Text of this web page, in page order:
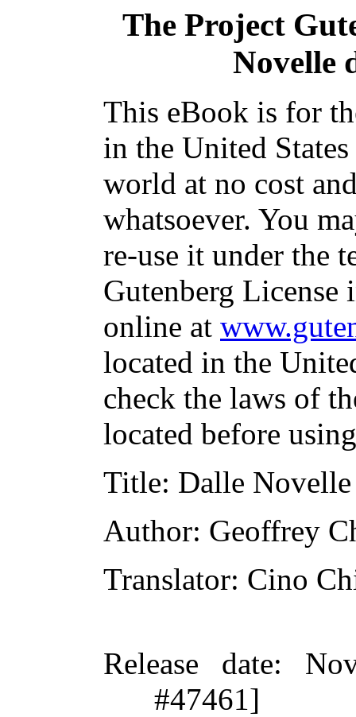
The Project
Novelle
This eBook is for
in the United
world at no cost
whatsoever. You
re-use it under the
Gutenberg
online at
located in the
check the laws of
located before
Title: Dalle
Author: Geoffrey
Translator: Cino
Release date:
#47461]